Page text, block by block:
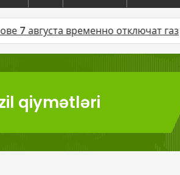
временно отключат газ В
qiymətləri